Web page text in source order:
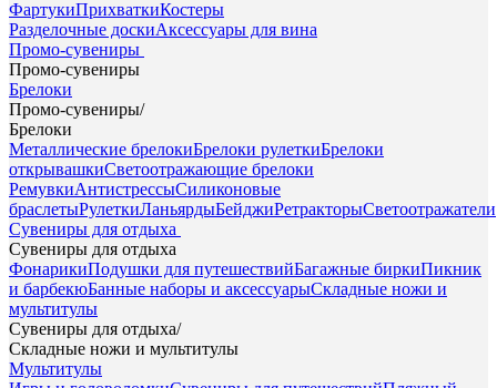
ФартукиПрихваткиКостеры
Разделочные доскиАксессуары для вина
Промо-сувениры
Промо-сувениры
Брелоки
Промо-сувениры/
Брелоки
Металлические брелокиБрелоки рулеткиБрелоки
открывашкиСветоотражающие брелоки
РемувкиАнтистрессыСиликоновые
браслетыРулеткиЛаньярдыБейджиРетракторыСветоотражатели
Сувениры для отдыха
Сувениры для отдыха
ФонарикиПодушки для путешествийБагажные биркиПикник
и барбекюБанные наборы и аксессуарыСкладные ножи и
мультитулы
Сувениры для отдыха/
Складные ножи и мультитулы
Мультитулы